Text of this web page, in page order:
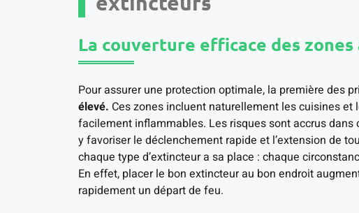
La couverture efficace des zones
Pour assurer une protection optimale, la première des
élevé. Ces zones incluent naturellement les cuisines
facilement inflammables. Les risques sont accrus
y favoriser le déclenchement rapide et l’extension de
chaque type d’extincteur a sa place : chaque
En effet, placer le bon extincteur au bon endroit
rapidement un départ de feu.